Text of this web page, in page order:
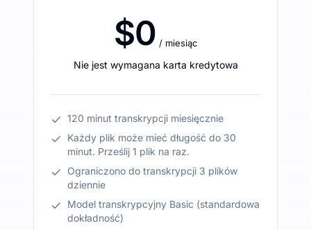
$0 / miesiąc
Nie jest wymagana karta kredytowa
120 minut transkrypcji miesięcznie
Każdy plik może mieć długość do 30
minut. Prześlij 1 plik na raz.
Ograniczono do transkrypcji 3 plików
dziennie
Model transkrypcyjny Basic (standardowa
dokładność)